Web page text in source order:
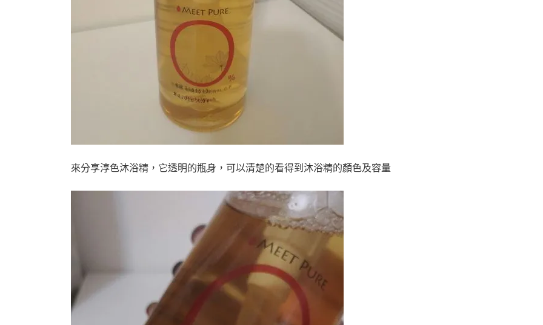
來分享淳色沐浴精，它透明的瓶身，可以清楚的看得到沐浴精的顏色及容量